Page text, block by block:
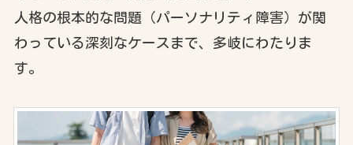
人格の根本的な問題（パーソナリティ障害）が関
わっている深刻なケースまで、多岐にわたりま
す。